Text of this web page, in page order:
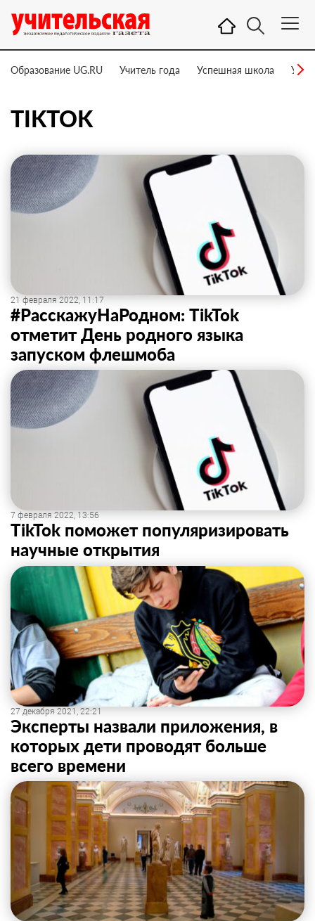
Образование UG.RU Учитель года Успешная школа
TIKTOK
21 февраля 2022, 11:17
#РасскажуНаРодном: TikTok
отметит День родного языка
запуском флешмоба
7 февраля 2022, 13:56
TikTok поможет популяризировать
научные открытия
27 декабря 2021, 22:21
Эксперты назвали приложения, в
которых дети проводят больше
всего времени